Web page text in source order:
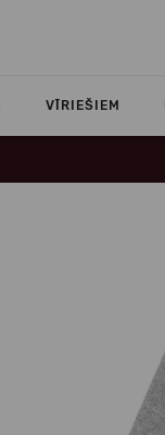
VĪRIEŠIEM